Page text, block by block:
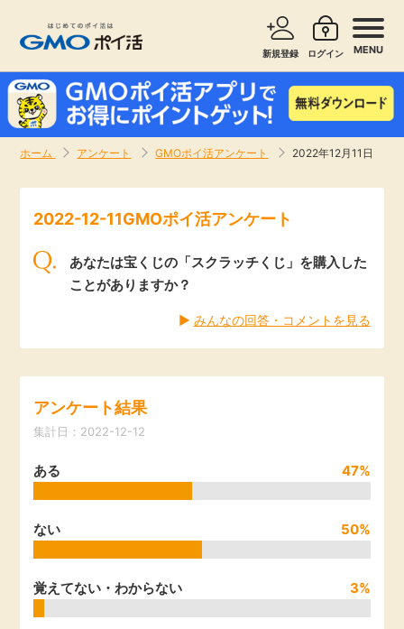
新規登録 ログイン MENU
ホーム アンケート GMOポイ活アンケート 2022年12月11日
新着
高還元
アンケート
ゲーム
サービスで探す ショッピングで探す
旅行・レンタカー
エンタメ
暮らし
引っ越し
買取・査定
2022-12-11GMOポイ活アンケート
あなたは宝くじの「スクラッチくじ」を購入した
ことがありますか？
▶︎ みんなの回答・コメントを見る
アンケート結果
集計日：2022-12-12
ある 47%
ない 50%
覚えてない・わからない 3%